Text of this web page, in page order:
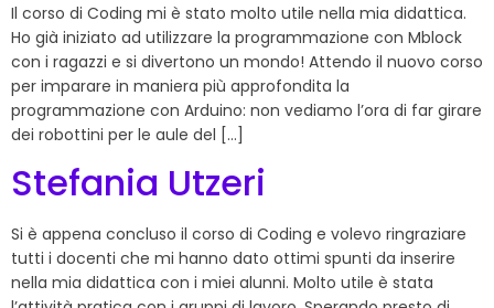
Il corso di Coding mi è stato molto utile nella mia didattica.
Ho già iniziato ad utilizzare la programmazione con Mblock
con i ragazzi e si divertono un mondo! Attendo il nuovo corso
per imparare in maniera più approfondita la
programmazione con Arduino: non vediamo l’ora di far girare
dei robottini per le aule del […]
Stefania Utzeri
Si è appena concluso il corso di Coding e volevo ringraziare
tutti i docenti che mi hanno dato ottimi spunti da inserire
nella mia didattica con i miei alunni. Molto utile è stata